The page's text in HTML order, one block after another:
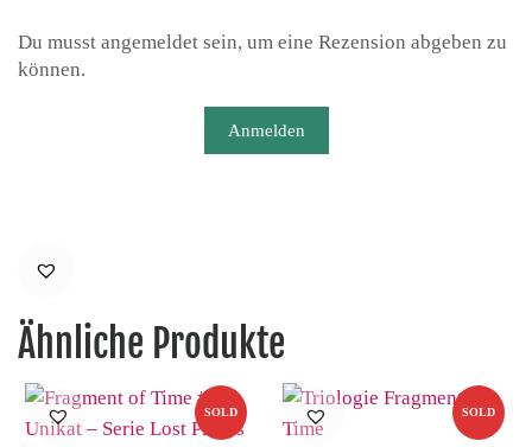
Du musst angemeldet sein, um eine Rezension abgeben zu
können.
Anmelden
Ähnliche Produkte
SOLD SOLD